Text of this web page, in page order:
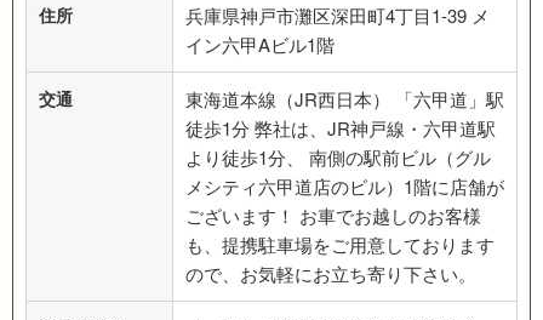
住所
兵庫県神戸市灘区深田町4丁目1-39 メ
イン六甲Aビル1階
交通
東海道本線（JR西日本） 「六甲道」駅
徒歩1分 弊社は、JR神戸線・六甲道駅
より徒歩1分、 南側の駅前ビル（グル
メシティ六甲道店のビル）1階に店舗が
ございます！ お車でお越しのお客様
も、提携駐車場をご用意しております
ので、お気軽にお立ち寄り下さい。